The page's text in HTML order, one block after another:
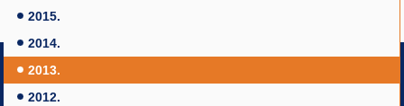
2015.
2014.
2013.
2012.